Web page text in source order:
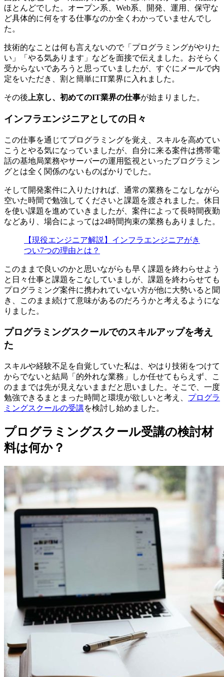
ほとんどでした。オープン系、Web系、開発、運用、保守な
ど具体的に何をする仕事なのか全くわかっていませんでし
た。
技術的なことは何も言えないので「プログラミングがやりた
い」「やる気あります」などを面接で伝えました。おそらく
受からないであろうと思っていましたが、すぐにメールで内
定をいただき、割と簡単にIT業界に入れました。
その後 上京し、初めてのIT業界の仕事が始まりました。
インフラエンジニアとしての日々
この仕事を通じてプログラミングを覚え、スキルを高めてい
こうとやる気になっていましたが、自分に来る案件は携帯電
話の基地局業務やサーバーの運用監視といったプログラミン
グとは全く関係のないものばかり でした。
そして開発案件に入りたければ、通常の業務をこなしながら
空いた時間で勉強してくださいと課題を渡されました。休日
を使い課題を進めていきましたが、案件によって長時間夜勤
などあり、場合によっては24時間拘束の業務もありました。
【現役エンジニア解説】インフラエンジニアがき
つい7つの理由とは？
このままで良いのかと思いながらも早く課題を終わらせよう
と日々仕事と課題をこなしていましが、課題を終わらせても
プログラミング案件に携われていない方が他に大勢いると聞
き、
このまま続けて意味があるのだろうかと考えるようにな
りました。
プログラミングスクールでのスキルアップを考え
た
スキルや経験不足を自覚していた私は、やはり技術をつけて
からでないと結局「的外れな業務」しか任せてもらえず、こ
のままでは先が見えないままだと思いました。そこで、一度
勉強できるまとまった時間と環境が欲しいと考え、 プログラ
ミングスクールの受講を検討し始めました。
プログラミングスクール受講の検討材
料は何か？